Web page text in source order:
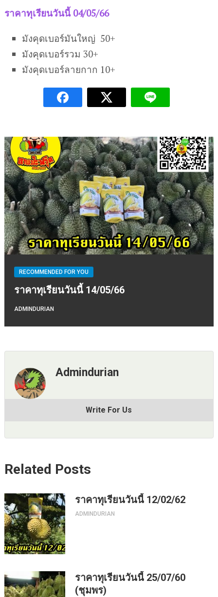
ราคาทุเรียนวันนี้ 04/05/66
มังคุดเบอร์มันใหญ่ 50+
มังคุดเบอร์รวม 30+
มังคุดเบอร์ลายกาก 10+
RECOMMENDED FOR YOU
ราคาทุเรียนวันนี้ 14/05/66
ADMINDURIAN
Admindurian
Write For Us
Related Posts
ราคาทุเรียนวันนี้ 12/02/62
ADMINDURIAN
ราคาทุเรียนวันนี้ 25/07/60
(ชุมพร)